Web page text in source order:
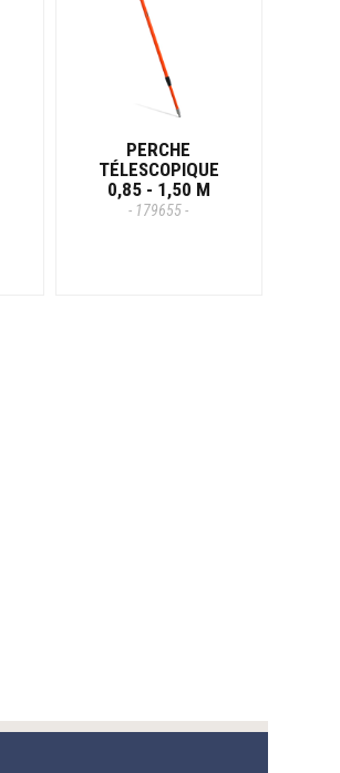
PERCHE
TÉLESCOPIQUE
0,85 - 1,50 M
- 179655 -